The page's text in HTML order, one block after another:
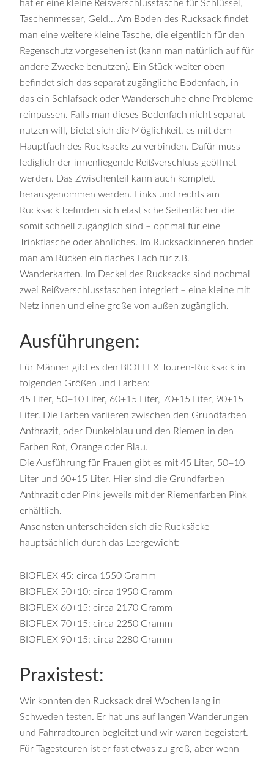
hat er eine kleine Reisverschlusstasche für Schlüssel,
Taschenmesser, Geld… Am Boden des Rucksack findet
man eine weitere kleine Tasche, die eigentlich für den
Regenschutz vorgesehen ist (kann man natürlich auf für
andere Zwecke benutzen). Ein Stück weiter oben
befindet sich das separat zugängliche Bodenfach, in
das ein Schlafsack oder Wanderschuhe ohne Probleme
reinpassen. Falls man dieses Bodenfach nicht separat
nutzen will, bietet sich die Möglichkeit, es mit dem
Hauptfach des Rucksacks zu verbinden. Dafür muss
lediglich der innenliegende Reißverschluss geöffnet
werden. Das Zwischenteil kann auch komplett
herausgenommen werden. Links und rechts am
Rucksack befinden sich elastische Seitenfächer die
somit schnell zugänglich sind – optimal für eine
Trinkflasche oder ähnliches. Im Rucksackinneren findet
man am Rücken ein flaches Fach für z.B.
Wanderkarten. Im Deckel des Rucksacks sind nochmal
zwei Reißverschlusstaschen integriert – eine kleine mit
Netz innen und eine große von außen zugänglich.
Ausführungen:
Für Männer gibt es den BIOFLEX Touren-Rucksack in
folgenden Größen und Farben:
45 Liter, 50+10 Liter, 60+15 Liter, 70+15 Liter, 90+15
Liter. Die Farben variieren zwischen den Grundfarben
Anthrazit, oder Dunkelblau und den Riemen in den
Farben Rot, Orange oder Blau.
Die Ausführung für Frauen gibt es mit 45 Liter, 50+10
Liter und 60+15 Liter. Hier sind die Grundfarben
Anthrazit oder Pink jeweils mit der Riemenfarben Pink
erhältlich.
Ansonsten unterscheiden sich die Rucksäcke
hauptsächlich durch das Leergewicht:
BIOFLEX 45: circa 1550 Gramm
BIOFLEX 50+10: circa 1950 Gramm
BIOFLEX 60+15: circa 2170 Gramm
BIOFLEX 70+15: circa 2250 Gramm
BIOFLEX 90+15: circa 2280 Gramm
Praxistest:
Wir konnten den Rucksack drei Wochen lang in
Schweden testen. Er hat uns auf langen Wanderungen
und Fahrradtouren begleitet und wir waren begeistert.
Für Tagestouren ist er fast etwas zu groß, aber wenn